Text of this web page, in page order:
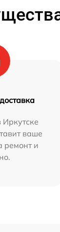
ваше
ремонт и